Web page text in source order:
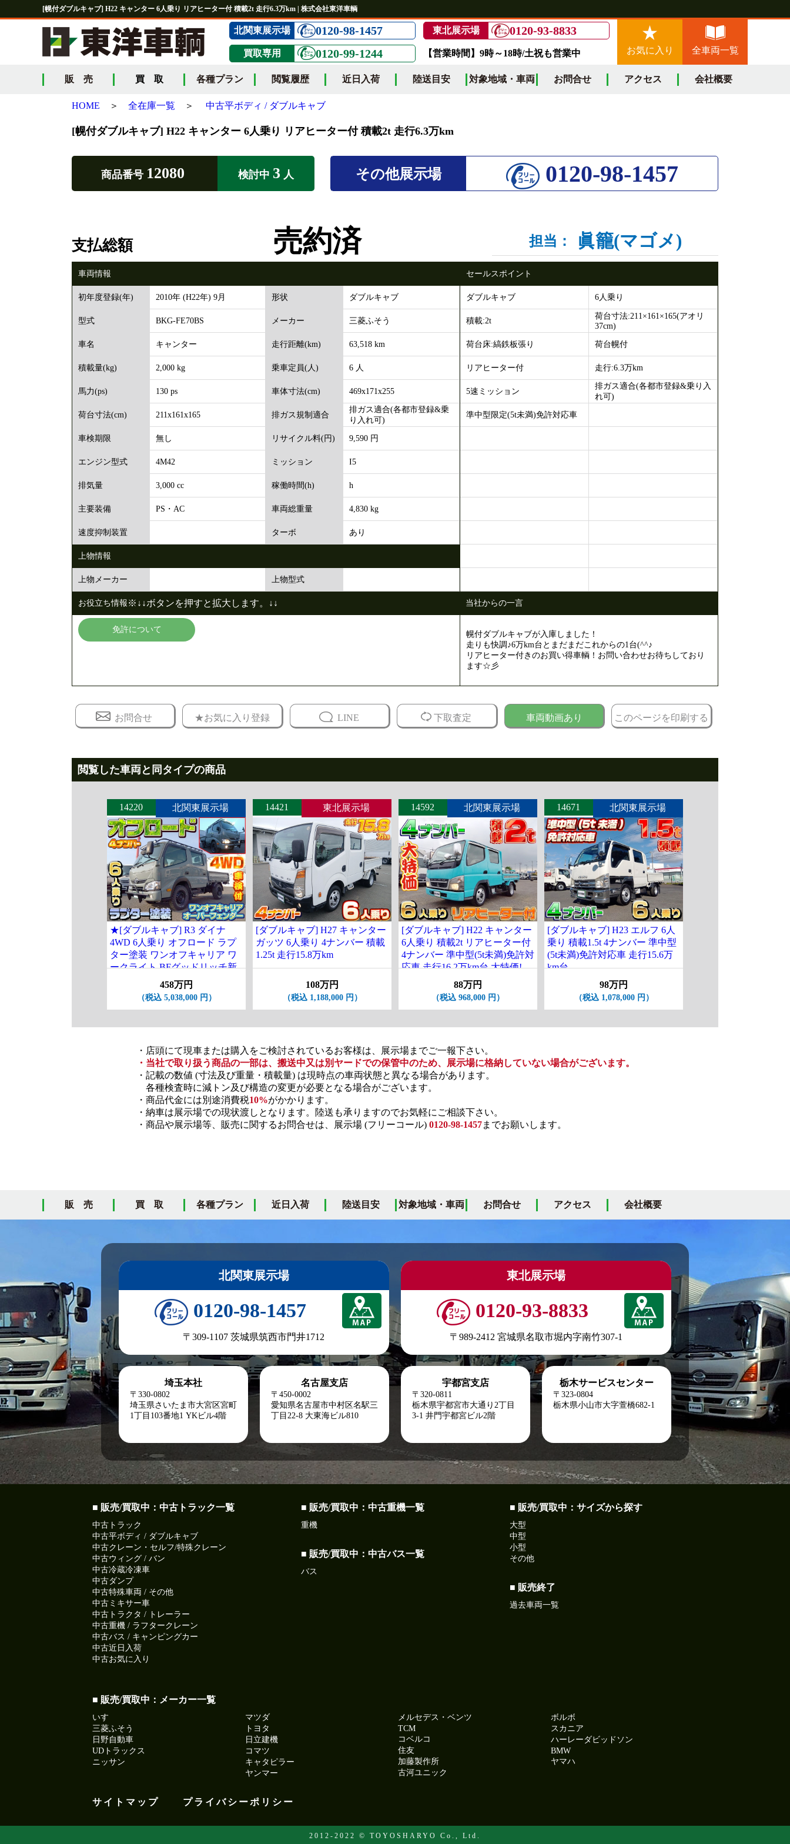
[幌付ダブルキャブ] H22 キャンター 6人乗り リアヒーター付 積載2t 走行6.3万km | 株式会社東洋車輌
北関東展示場 0120-98-1457 東北展示場 0120-93-8833
買取専用 0120-99-1244 【営業時間】9時～18時/土祝も営業中 お気に入り 全車両一覧
販 売 買 取 各種プラン 閲覧履歴 近日入荷 陸送目安 対象地域・車両 お問合せ アクセス 会社概要
HOME ＞ 全在庫一覧 ＞ 中古平ボディ / ダブルキャブ
[幌付ダブルキャブ] H22 キャンター 6人乗り リアヒーター付 積載2t 走行6.3万km
商品番号 12080 検討中 3 人 その他展示場 0120-98-1457
支払総額 売約済 担当： 眞籠(マゴメ)
車両情報
初年度登録(年) 2010年 (H22年) 9月 形状 ダブルキャブ
型式 BKG-FE70BS メーカー 三菱ふそう
車名 キャンター 走行距離(km) 63,518 km
積載量(kg) 2,000 kg 乗車定員(人) 6 人
馬力(ps) 130 ps 車体寸法(cm) 469x171x255
荷台寸法(cm) 211x161x165 排ガス規制適合
排ガス適合(各都市登録&乗
り入れ可)
車検期限 無し リサイクル料(円) 9,590 円
エンジン型式 4M42 ミッション I5
排気量 3,000 cc 稼働時間(h) h
主要装備 PS・AC 車両総重量 4,830 kg
速度抑制装置 ターボ あり
上物情報
上物メーカー 上物型式
セールスポイント
ダブルキャブ 6人乗り
積載:2t
荷台寸法:211×161×165(アオリ
37cm)
荷台床:縞鉄板張り 荷台幌付
リアヒーター付 走行:6.3万km
5速ミッション
排ガス適合(各都市登録&乗り入
れ可)
準中型限定(5t未満)免許対応車
お役立ち情報 ※↓↓ボタンを押すと拡大します。↓↓
免許について
当社からの一言
幌付ダブルキャブが入庫しました！
走りも快調♪6万km台とまだまだこれからの1台(^^♪
リアヒーター付きのお買い得車輌！お問い合わせお待ちしており
ます☆彡
お問合せ ★お気に入り登録 LINE 下取査定 車両動画あり このページを印刷する
閲覧した車両と同タイプの商品
14220 北関東展示場
★[ダブルキャブ] R3 ダイナ
4WD 6人乗り オフロード ラプ
ター塗装 ワンオフキャリア ワ
ークライト BFグッドリッチ新
品タイヤ 車検付
458万円
（税込 5,038,000 円）
14421 東北展示場
[ダブルキャブ] H27 キャンター
ガッツ 6人乗り 4ナンバー 積載
1.25t 走行15.8万km
108万円
（税込 1,188,000 円）
14592 北関東展示場
[ダブルキャブ] H22 キャンター
6人乗り 積載2t リアヒーター付
4ナンバー 準中型(5t未満)免許対
応車 走行16.2万km台 大特価!
88万円
（税込 968,000 円）
14671 北関東展示場
[ダブルキャブ] H23 エルフ 6人
乗り 積載1.5t 4ナンバー 準中型
(5t未満)免許対応車 走行15.6万
km台
98万円
（税込 1,078,000 円）
・店頭にて現車または購入をご検討されているお客様は、展示場までご一報下さい。
・当社で取り扱う商品の一部は、搬送中又は別ヤードでの保管中のため、展示場に格納していない場合がございます。
・記載の数値 (寸法及び重量・積載量) は現時点の車両状態と異なる場合があります。
各種検査時に減トン及び構造の変更が必要となる場合がございます。
・商品代金には別途消費税10%がかかります。
・納車は展示場での現状渡しとなります。陸送も承りますのでお気軽にご相談下さい。
・商品や展示場等、販売に関するお問合せは、展示場 (フリーコール) 0120-98-1457までお願いします。
販 売 買 取 各種プラン 近日入荷 陸送目安 対象地域・車両 お問合せ アクセス 会社概要
北関東展示場
0120-98-1457
〒309-1107 茨城県筑西市門井1712
東北展示場
0120-93-8833
〒989-2412 宮城県名取市堀内字南竹307-1
埼玉本社
〒330-0802
埼玉県さいたま市大宮区宮町
1丁目103番地1 YKビル4階
名古屋支店
〒450-0002
愛知県名古屋市中村区名駅三
丁目22-8 大東海ビル810
宇都宮支店
〒320-0811
栃木県宇都宮市大通り2丁目
3-1 井門宇都宮ビル2階
栃木サービスセンター
〒323-0804
栃木県小山市大字萱橋682-1
■ 販売/買取中：中古トラック一覧
中古トラック
中古平ボディ / ダブルキャブ
中古クレーン・セルフ/特殊クレーン
中古ウィング / バン
中古冷蔵冷凍車
中古ダンプ
中古特殊車両 / その他
中古ミキサー車
中古トラクタ / トレーラー
中古重機 / ラフタークレーン
中古バス / キャンピングカー
中古近日入荷
中古お気に入り
■ 販売/買取中：中古重機一覧
重機
■ 販売/買取中：中古バス一覧
バス
■ 販売/買取中：サイズから探す
大型
中型
小型
その他
■ 販売終了
過去車両一覧
■ 販売/買取中：メーカー一覧
いすゞ
三菱ふそう
日野自動車
UDトラックス
ニッサン
マツダ
トヨタ
日立建機
コマツ
キャタピラー
ヤンマー
メルセデス・ベンツ
TCM
コベルコ
住友
加藤製作所
古河ユニック
ボルボ
スカニア
ハーレーダビッドソン
BMW
ヤマハ
サイトマップ プライバシーポリシー
2012-2022 © TOYOSHARYO Co., Ltd.